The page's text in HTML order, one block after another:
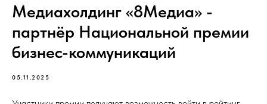
Медиахолдинг «8Медиа» -
партнёр Национальной премии
бизнес-коммуникаций
05.11.2025